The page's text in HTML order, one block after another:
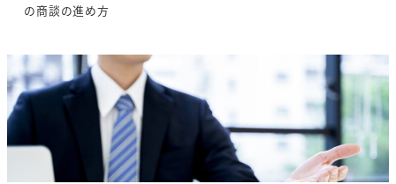
の商談の進め方